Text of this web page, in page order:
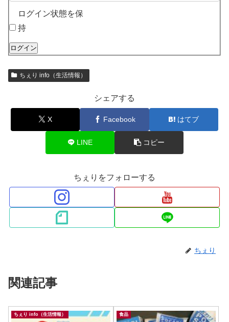
ログイン状態を保
持
ログイン
ちぇり info（生活情報）
シェアする
X Facebook はてブ
LINE コピー
ちぇりをフォローする
ちぇり
関連記事
ちぇり info（生活情報） 食品